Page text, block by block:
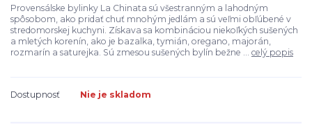
Provensálske bylinky La Chinata sú všestranným a lahodným
spôsobom, ako pridať chuť mnohým jedlám a sú veľmi obľúbené v
stredomorskej kuchyni. Získava sa kombináciou niekoľkých sušených
a mletých korenín, ako je bazalka, tymián, oregano, majorán,
rozmarín a saturejka. Sú zmesou sušených bylín bežne ... celý popis
Dostupnosť Nie je skladom